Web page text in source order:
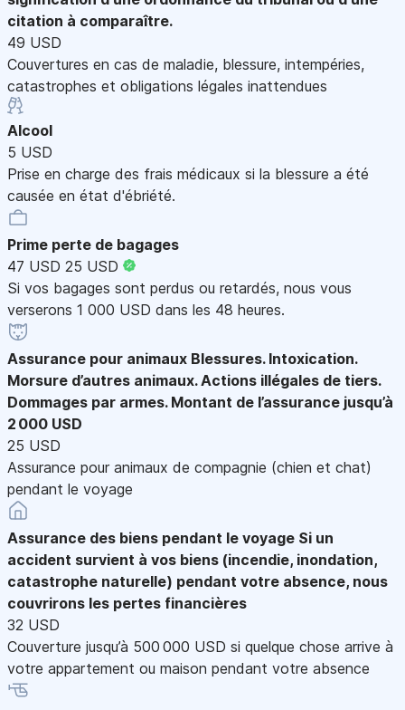
citation à comparaître.
49 USD
Couvertures en cas de maladie, blessure, intempéries,
catastrophes et obligations légales inattendues
Alcool
5 USD
Prise en charge des frais médicaux si la blessure a été
causée en état d'ébriété.
Prime perte de bagages
47 USD 25 USD
Si vos bagages sont perdus ou retardés, nous vous
verserons 1 000 USD dans les 48 heures.
Assurance pour animaux Blessures. Intoxication.
Morsure d’autres animaux. Actions illégales de tiers.
Dommages par armes. Montant de l’assurance jusqu’à
2 000 USD
25 USD
Assurance pour animaux de compagnie (chien et chat)
pendant le voyage
Assurance des biens pendant le voyage Si un
accident survient à vos biens (incendie, inondation,
catastrophe naturelle) pendant votre absence, nous
couvrirons les pertes financières
32 USD
Couverture jusqu’à 500 000 USD si quelque chose arrive à
votre appartement ou maison pendant votre absence